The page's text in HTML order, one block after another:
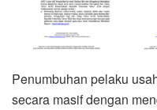
Penumbuhan pelaku
secara masif dengan